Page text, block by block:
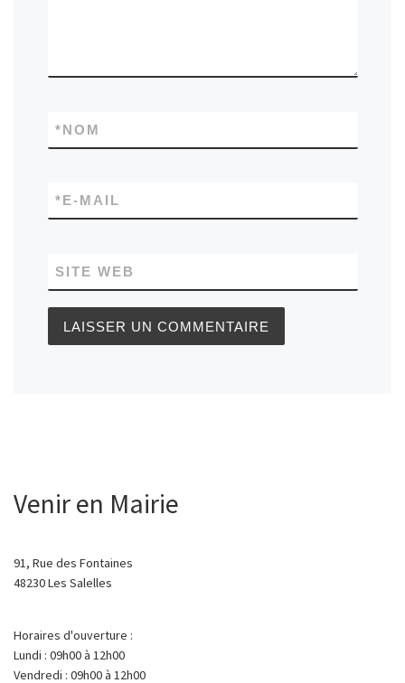
NOM
*
E-MAIL
*
SITE WEB
Venir en Mairie
91, Rue des Fontaines
48230 Les Salelles
Horaires d'ouverture :
Lundi : 09h00 à 12h00
Vendredi : 09h00 à 12h00